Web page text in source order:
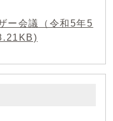
ー会議（令和5年5